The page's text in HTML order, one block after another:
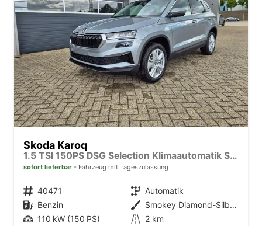
Skoda Karoq
1.5 TSI 150PS DSG Selection Klimaautomatik Sitzheizung Lenkradheizung ACC PDC v+h Rückf.Kamera abg.Scheiben Apple CarPlay Android Auto 17"LM
sofort lieferbar Fahrzeug mit Tageszulassung
Fahrzeugnr. 40471 Getriebe Automatik
Kraftstoff Benzin Außenfarbe
Smokey Diamond-Silber Metallic
Leistung 110 kW (150 PS) Kilometerstand 2 km